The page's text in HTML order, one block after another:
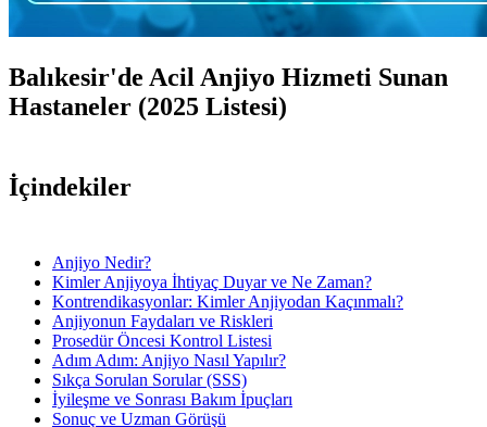
Balıkesir'de Acil Anjiyo Hizmeti Sunan
Hastaneler (2025 Listesi)
İçindekiler
Anjiyo Nedir?
Kimler Anjiyoya İhtiyaç Duyar ve Ne Zaman?
Kontrendikasyonlar: Kimler Anjiyodan Kaçınmalı?
Anjiyonun Faydaları ve Riskleri
Prosedür Öncesi Kontrol Listesi
Adım Adım: Anjiyo Nasıl Yapılır?
Sıkça Sorulan Sorular (SSS)
İyileşme ve Sonrası Bakım İpuçları
Sonuç ve Uzman Görüşü